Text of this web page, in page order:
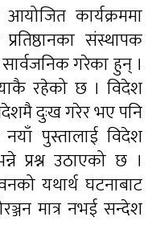
आयोजित कार्यक्रममा
संस्थापक
गरेका हुन् ।
रहेको छ । विदेश
दुःख गरेर भए पनि
पुस्तालाई विदेश
प्रश्न उठाएको छ ।
यथार्थ घटनाबाट
मात्र नभई सन्देश